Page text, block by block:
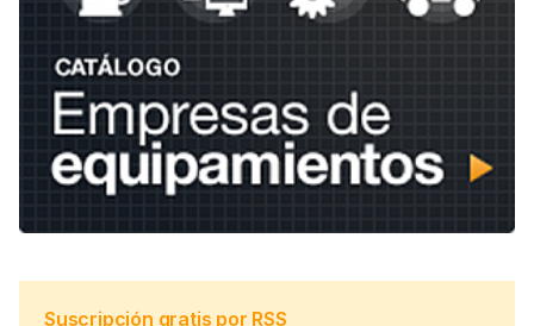
Suscripción gratis por RSS